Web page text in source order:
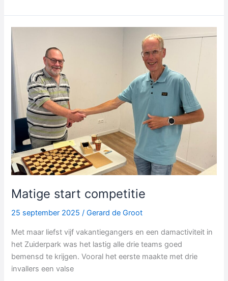
schooldamfinale
Matige start competitie
25 september 2025/Gerard de Groot
Met maar liefst vijf vakantiegangers en een damactiviteit in
het Zuiderpark was het lastig alle drie teams goed
bemensd te krijgen. Vooral het eerste maakte met drie
invallers een valse